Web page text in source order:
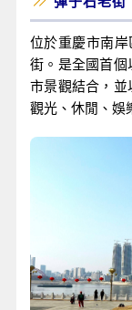
位於重慶市南
街。是全國首
市景觀結合，並
觀光、休閒、娛